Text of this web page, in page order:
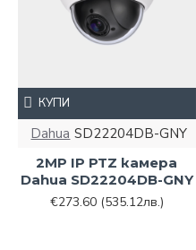
Dahua SD22204DB-GNY
2MP IP PTZ камера
Dahua SD22204DB-GNY
€273.60 (535.12лв.)
КУПИ